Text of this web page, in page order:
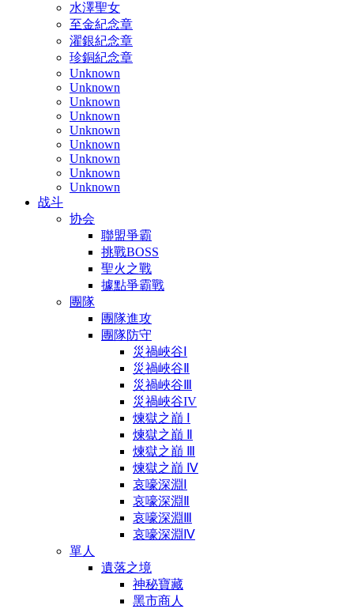
水澤聖女
至金紀念章
濯銀紀念章
珍銅紀念章
Unknown
Unknown
Unknown
Unknown
Unknown
Unknown
Unknown
Unknown
Unknown
战斗
协会
聯盟爭霸
挑戰BOSS
聖火之戰
據點爭霸戰
團隊
團隊進攻
團隊防守
災禍峽谷Ⅰ
災禍峽谷Ⅱ
災禍峽谷Ⅲ
災禍峽谷IV
煉獄之巔 Ⅰ
煉獄之巔 Ⅱ
煉獄之巔 Ⅲ
煉獄之巔 Ⅳ
哀嚎深淵Ⅰ
哀嚎深淵Ⅱ
哀嚎深淵Ⅲ
哀嚎深淵Ⅳ
單人
遺落之境
神秘寶藏
黑市商人